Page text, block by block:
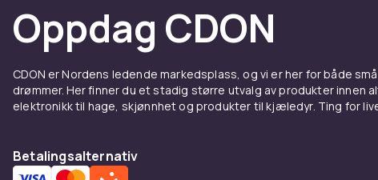
instrumentene
som når rett til
musikk som
Oppdag CDON
CDON er Nordens ledende markedsplass, og vi er her for både
drømmer. Her finner du et stadig større utvalg av produkter innen
elektronikk til hage, skjønnhet og produkter til kjæledyr. Ting for
Betalingsalternativ